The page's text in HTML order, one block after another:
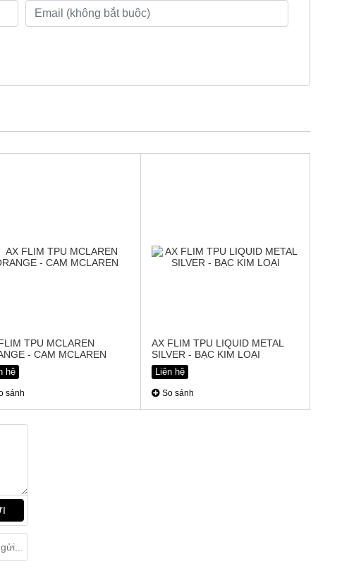
TPU MCLAREN
- CAM MCLAREN
hệ
sánh
AX FLIM TPU LIQUID METAL
SILVER - BẠC KIM LOẠI
Liên hệ
So sánh